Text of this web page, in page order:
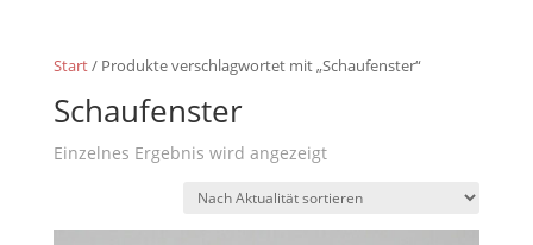
Start/ Produkte verschlagwortet mit „Schaufenster“
Schaufenster
Einzelnes Ergebnis wird angezeigt